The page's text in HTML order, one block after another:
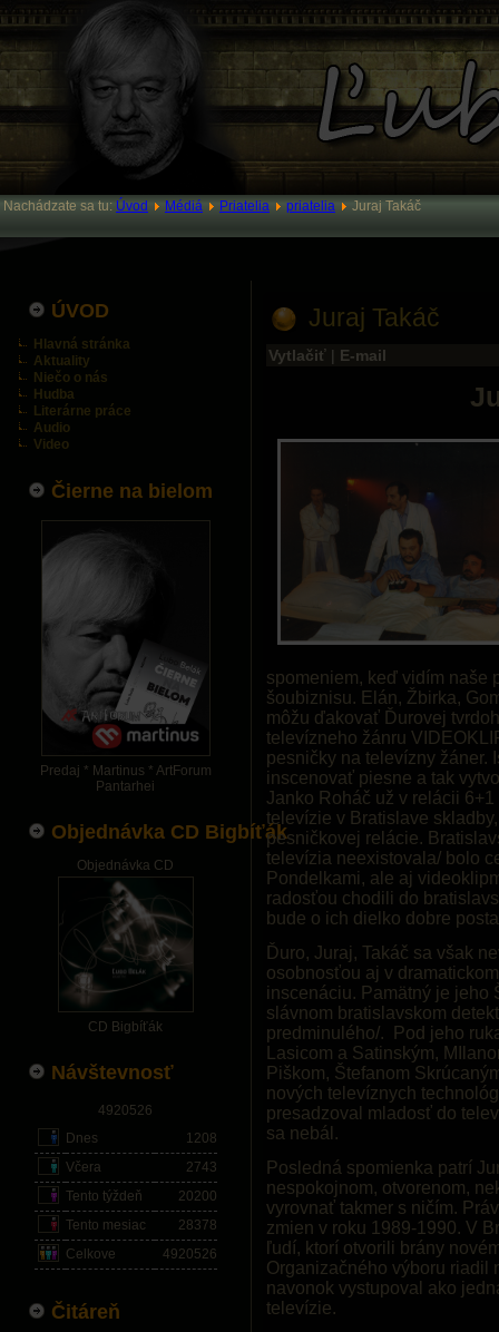
Nachádzate sa tu: Úvod Médiá Priatelia priatelia Juraj Takáč
ÚVOD
Hlavná stránka
Aktuality
Niečo o nás
Hudba
Literárne práce
Audio
Video
Čierne na bielom
Predaj * Martinus * ArtForum
Pantarhei
Objednávka CD Bigbíťák
Objednávka CD
CD Bigbíťák
Návštevnosť
4920526
Dnes
1208
Včera
2743
Tento týždeň
20200
Tento mesiac
28378
Celkove
4920526
Čitáreň
Juraj Takáč
Vytlačiť | E-mail
spomeniem, keď vidím naše
šoubiznisu. Elán, Žbirka,
môžu ďakovať Ďurovej
televízneho žánru
pesničky na televízny žáner.
inscenovať piesne a tak
Janko Roháč už v relácii
televízie v Bratislave
pesničkovej relácie.
televízia neexistovala/ bolo
Pondelkami, ale aj
radosťou chodili do
bude o ich dielko dobre
Ďuro, Juraj, Takáč sa však
osobnosťou aj v
inscenáciu. Pamätný je jeho
slávnom bratislavskom
predminulého/. Pod jeho
Lasicom a Satinským,
Piškom, Štefanom
nových televíznych
presadzoval mladosť do
sa nebál.
Posledná spomienka patrí
nespokojnom, otvorenom,
vyrovnať takmer s ničím.
zmien v roku 1989-1990. V
ľudí, ktorí otvorili brány
Organizačného výboru riadil
navonok vystupoval ako
televízie.